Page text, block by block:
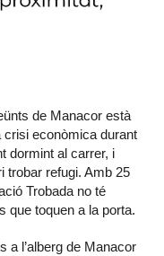
de Manacor està
crisi econòmica durant
dormint al carrer, i
trobar refugi. Amb 25
Trobada no té
que toquen a la porta.
a l’alberg de Manacor